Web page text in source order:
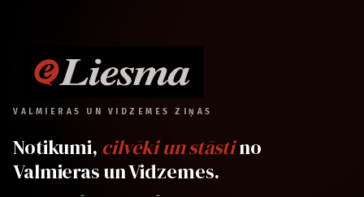
VALMIERAS UN VIDZEMES ZIŅAS
Notikumi, cilvēki un stāstino
Valmieras un Vidzemes.